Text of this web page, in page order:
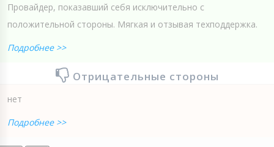
Провайдер, показавший себя исключительно с
положительной стороны. Мягкая и отзывая техподдержка.
Подробнее >>
Отрицательные стороны
нет
Подробнее >>